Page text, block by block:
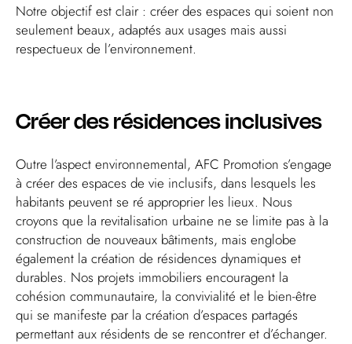
Notre objectif est clair : créer des espaces qui soient non
seulement beaux, adaptés aux usages mais aussi
respectueux de l’environnement.
Créer des résidences inclusives
Outre l’aspect environnemental, AFC Promotion s’engage
à créer des espaces de vie inclusifs, dans lesquels les
habitants peuvent se ré approprier les lieux. Nous
croyons que la revitalisation urbaine ne se limite pas à la
construction de nouveaux bâtiments, mais englobe
également la création de résidences dynamiques et
durables. Nos projets immobiliers encouragent la
cohésion communautaire, la convivialité et le bien-être
qui se manifeste par la création d’espaces partagés
permettant aux résidents de se rencontrer et d’échanger.